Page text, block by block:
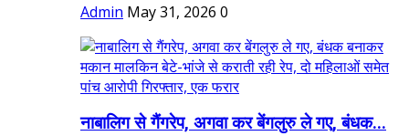
Admin May 31, 2026 0
नाबालिग से गैंगरेप, अगवा कर बेंगलुरु ले गए, बंधक...